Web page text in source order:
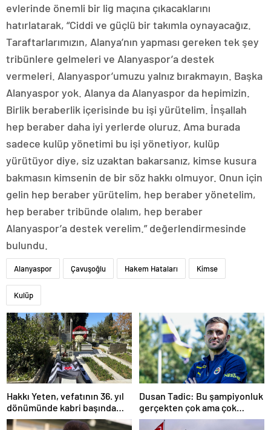
evlerinde önemli bir lig maçına çıkacaklarını
hatırlatarak, “Ciddi ve güçlü bir takımla oynayacağız.
Taraftarlarımızın, Alanya’nın yapması gereken tek şey
tribünlere gelmeleri ve Alanyaspor’a destek
vermeleri. Alanyaspor’umuzu yalnız bırakmayın. Başka
Alanyaspor yok. Alanya da Alanyaspor da hepimizin.
Birlik beraberlik içerisinde bu işi yürütelim. İnşallah
hep beraber daha iyi yerlerde oluruz. Ama burada
sadece kulüp yönetimi bu işi yönetiyor, kulüp
yürütüyor diye, siz uzaktan bakarsanız, kimse kusura
bakmasın kimsenin de bir söz hakkı olmuyor. Onun için
gelin hep beraber yürütelim, hep beraber yönetelim,
hep beraber tribünde olalım, hep beraber
Alanyaspor’a destek verelim.” değerlendirmesinde
bulundu.
Alanyaspor Çavuşoğlu Hakem Hataları Kimse
Kulüp
Hakkı Yeten, vefatının 36. yıl
dönümünde kabri başında
anıldı
Dusan Tadic: Bu şampiyonluk
gerçekten çok ama çok
önemli